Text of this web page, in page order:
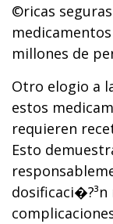
©ricas
millones de
Otro elogio a
estos
requieren
Esto